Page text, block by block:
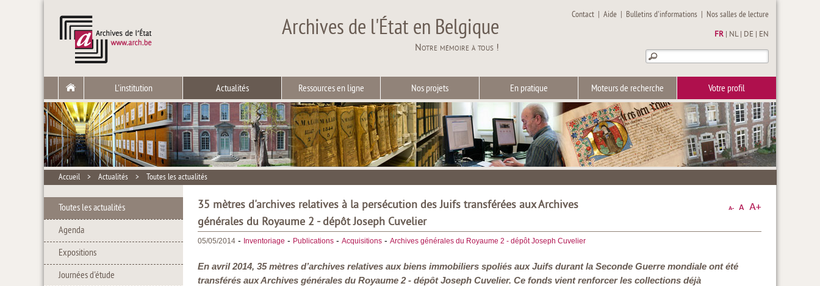
Archives de l'État en Belgique
Notre mémoire à tous !
Contact |Aide | Bulletins d'informations | Nos salles de lecture
FR NL| DE EN
L'institution Actualités Ressources en ligne Nos projets En pratique Moteurs de recherche Votre profil
Accueil > Actualités > Toutes les actualités
Toutes les actualités
Agenda
Expositions
Journées d'étude
35 mètres d'archives relatives à la persécution des Juifs transférées aux Archives
générales du Royaume 2 - dépôt Joseph Cuvelier
05/05/2014 - Inventoriage - Publications - Acquisitions - Archives générales du Royaume 2 - dépôt Joseph Cuvelier
En avril 2014, 35 mètres d’archives relatives aux biens immobiliers spoliés aux Juifs durant la Seconde Guerre mondiale ont été
transférés aux Archives générales du Royaume 2 - dépôt Joseph Cuvelier. Ce fonds vient renforcer les collections déjà